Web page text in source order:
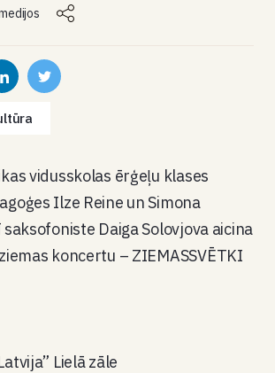
vidusskolas ērģeļu klases
Ilze Reine un Simona
Daiga Solovjova aicina
koncertu – ZIEMASSVĒTKI
Lielā zāle